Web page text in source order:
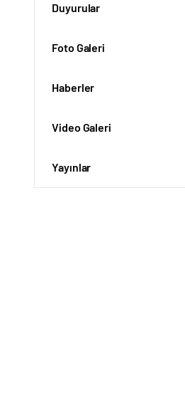
Duyurular
Foto Galeri
Haberler
Video Galeri
Yayınlar